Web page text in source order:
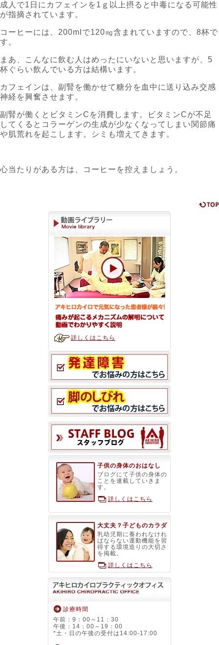
成人で1日にカフェインを1ｇ以上摂ると中毒になる可能性
が指摘されています。
コーヒーには、200mlで120㎎含まれていますので、8杯で
す。
まあ、こんなに飲む人はめったにいないと思いますが、5
杯ぐらい飲んでいる方は結構います。
カフェインは、副腎を働かせて糖分を血中に送り込み交感
神経を興奮させます。
副腎が働くとビタミンCを消費します。ビタミンCが不足
してくるとコラーゲンの生成が少なくなってしまい関節痛
や肌荒れを起こします。シミも増えてきます。
心当たりがある方は、コーヒーを控えましょう。
詳しくはこちら
子供の身体のおはなし
ブログにて子供の身体の
ことを連載していきま
す。
詳しくはこちら
大丈夫？子どものカラダ
乳幼児期に養われなけれ
ばならない運動機能を習
得する環境造りの大切さ
を掲載。
詳しくはこちら
診療時間
午前：9：00～11：30
午後：14：00～19：00
*土・日の午後の受付は14:00-17:00